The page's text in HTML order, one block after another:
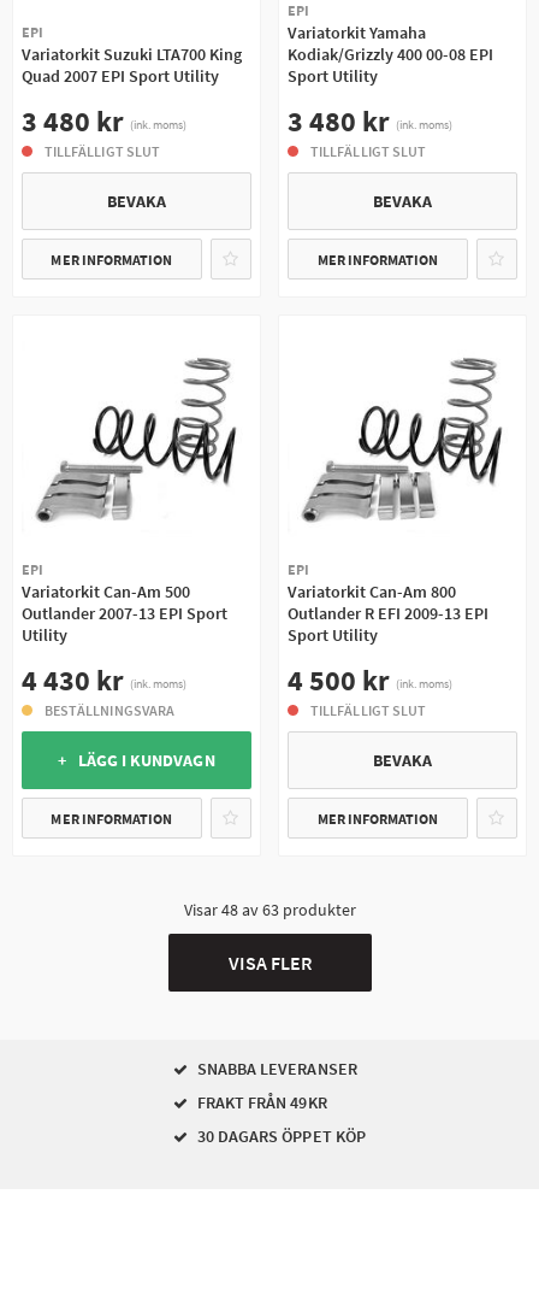
EPI
Variatorkit Suzuki LTA700 King
Quad 2007 EPI Sport Utility
3 480 kr (ink. moms)
TILLFÄLLIGT SLUT
BEVAKA
MER INFORMATION
EPI
Variatorkit Yamaha
Kodiak/Grizzly 400 00-08 EPI
Sport Utility
3 480 kr (ink. moms)
TILLFÄLLIGT SLUT
BEVAKA
MER INFORMATION
EPI
Variatorkit Can-Am 500
Outlander 2007-13 EPI Sport
Utility
4 430 kr (ink. moms)
BESTÄLLNINGSVARA
+ LÄGG I KUNDVAGN
MER INFORMATION
EPI
Variatorkit Can-Am 800
Outlander R EFI 2009-13 EPI
Sport Utility
4 500 kr (ink. moms)
TILLFÄLLIGT SLUT
BEVAKA
MER INFORMATION
Visar48av63produkter
VISA FLER
SNABBA LEVERANSER
FRAKT FRÅN 49KR
30 DAGARS ÖPPET KÖP